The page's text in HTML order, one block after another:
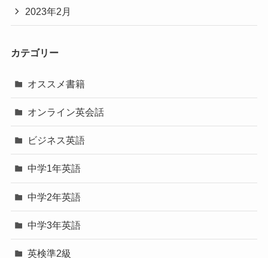
2023年2月
カテゴリー
オススメ書籍
オンライン英会話
ビジネス英語
中学1年英語
中学2年英語
中学3年英語
英検準2級